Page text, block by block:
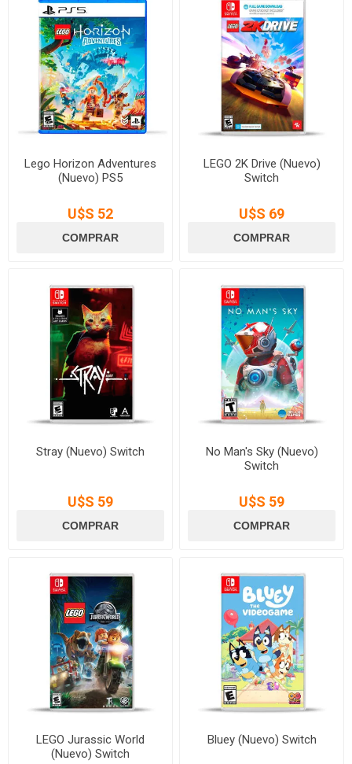
Lego Horizon Adventures
(Nuevo) PS5
U$S 52
LEGO 2K Drive (Nuevo)
Switch
U$S 69
Stray (Nuevo) Switch
U$S 59
No Man's Sky (Nuevo)
Switch
U$S 59
LEGO Jurassic World
(Nuevo) Switch
Bluey (Nuevo) Switch